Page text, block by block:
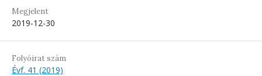
Megjelent
2019-12-30
Folyóirat szám
Évf. 41 (2019)